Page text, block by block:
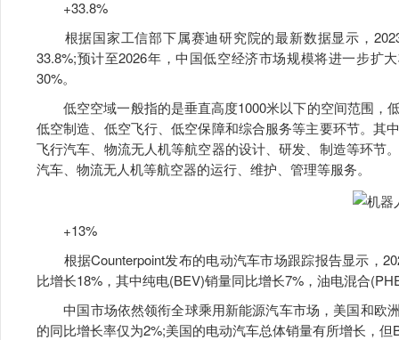
+33.8%
根据国家工信部下属赛迪研究院的最新数据显示，
33.8%;预计至2026年，中国低空经济市场规模将进一步扩
30%。
低空空域一般指的是垂直高度1000米以下的空间范围，
低空制造、低空飞行、低空保障和综合服务等主要环节。其
飞行汽车、物流无人机等航空器的设计、研发、制造等环节
汽车、物流无人机等航空器的运行、维护、管理等服务。
+13%
根据Counterpoint发布的电动汽车市场跟踪报告显示，
比增长18%，其中纯电(BEV)销量同比增长7%，油电混合
中国市场依然领衔全球乘用新能源汽车市场，美国和欧
的同比增长率仅为2%;美国的电动汽车总体销量有所增长，